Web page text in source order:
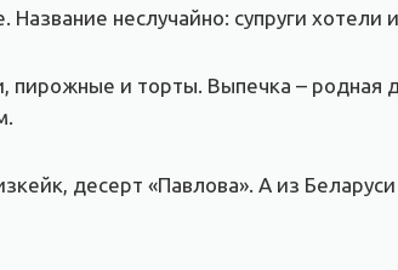
неслучайно: супруги хотели
пирожные и торты. Выпечка – родная
десерт «Павлова». А из